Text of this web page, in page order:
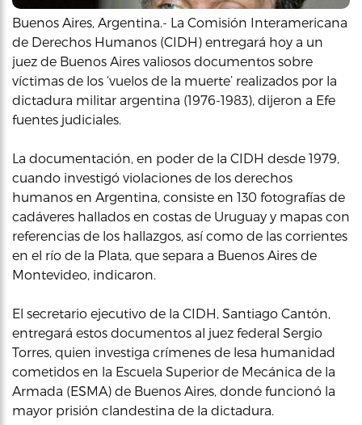
Buenos Aires, Argentina.- La Comisión Interamericana
de Derechos Humanos (CIDH) entregará hoy a un
juez de Buenos Aires valiosos documentos sobre
víctimas de los ‘vuelos de la muerte’ realizados por la
dictadura militar argentina (1976-1983), dijeron a Efe
fuentes judiciales.
La documentación, en poder de la CIDH desde 1979,
cuando investigó violaciones de los derechos
humanos en Argentina, consiste en 130 fotografías de
cadáveres hallados en costas de Uruguay y mapas con
referencias de los hallazgos, así como de las corrientes
en el río de la Plata, que separa a Buenos Aires de
Montevideo, indicaron.
El secretario ejecutivo de la CIDH, Santiago Cantón,
entregará estos documentos al juez federal Sergio
Torres, quien investiga crímenes de lesa humanidad
cometidos en la Escuela Superior de Mecánica de la
Armada (ESMA) de Buenos Aires, donde funcionó la
mayor prisión clandestina de la dictadura.